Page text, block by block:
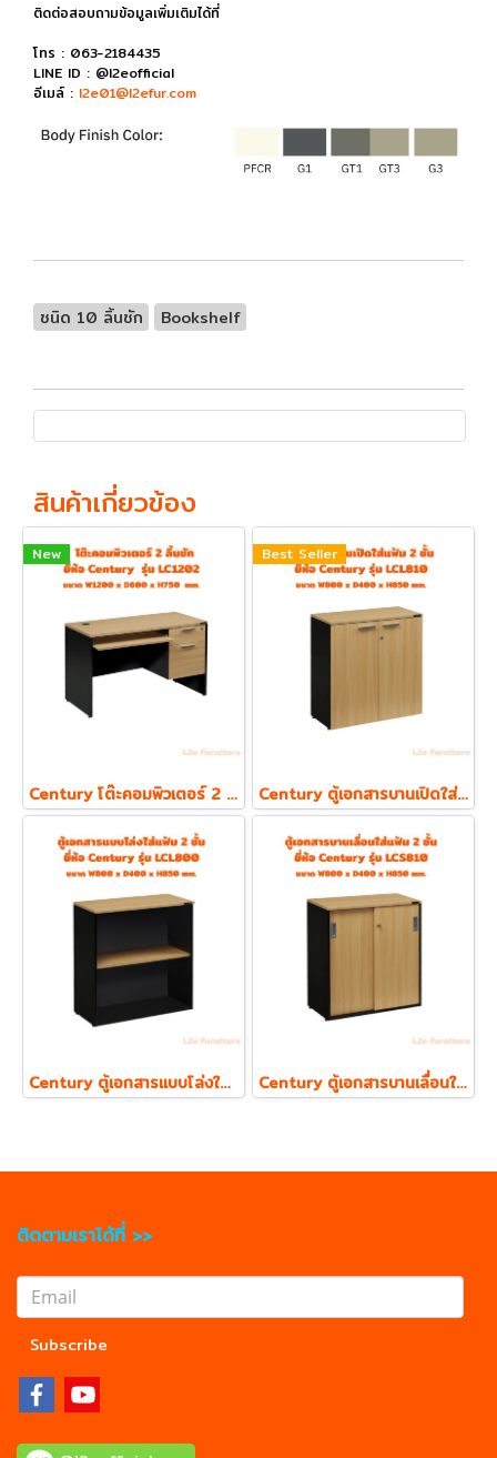
ติดต่อสอบถามข้อมูลเพิ่มเติมได้ที่
โทร : 063-2184435
LINE ID : @l2eofficial
อีเมล์ : l2e01@l2efur.com
ชนิด 10 ลิ้นชัก Bookshelf
สินค้าเกี่ยวข้อง
New
Century โต๊ะคอมพิวเตอร์ 2 ลิ้นชัก พร้อมถาดคีย์บอร์ด รุ่น LC1202
Best Seller
Century ตู้เอกสารบานเปิดใส่แฟ้ม ตั้ง 2 ชั้น รุ่น LCL810 ความหนา Top 19 mm.
Century ตู้เอกสารแบบโล่งใส่แฟ้ม ตั้ง 2 ชั้น รุ่น LCL800 ความหนา Top 19 mm. Century ตู้เอกสารบานเลื่อนใส่แฟ้ม ตั้ง 2 ชั้น รุ่น LCS810 ความหนา Top 19 mm.
ติดตามเราได้ที่ >>
Subscribe